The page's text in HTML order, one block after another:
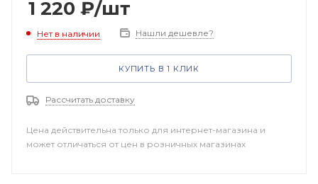
1 220 ₽/шт
Нет в наличии Нашли дешевле?
КУПИТЬ В 1 КЛИК
Рассчитать доставку
Цена действительна только для интернет-магазина и
может отличаться от цен в розничных магазинах